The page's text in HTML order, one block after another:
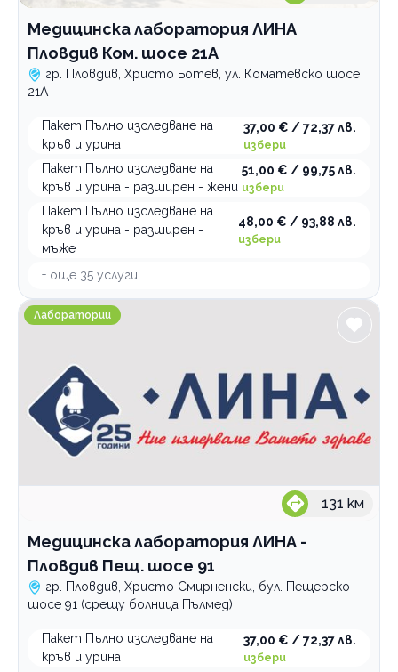
Медицинска лаборатория ЛИНА
Пловдив Ком. шосе 21А
гр. Пловдив, Христо Ботев, ул. Коматевско шосе
21А
Пакет Пълно изследване на
кръв и урина
37,00 € / 72,37 лв.
избери
Пакет Пълно изследване на
кръв и урина - разширен - жени
51,00 € / 99,75 лв.
избери
Пакет Пълно изследване на
кръв и урина - разширен -
мъже
48,00 € / 93,88 лв.
избери
+ още 35 услуги
Медицинска лаборатория ЛИНА - Пловдив Пещ.
Лаборатории
131 км
Медицинска лаборатория ЛИНА -
Пловдив Пещ. шосе 91
гр. Пловдив, Христо Смирненски, бул. Пещерско
шосе 91 (срещу болница Пълмед)
Пакет Пълно изследване на
кръв и урина
37,00 € / 72,37 лв.
избери